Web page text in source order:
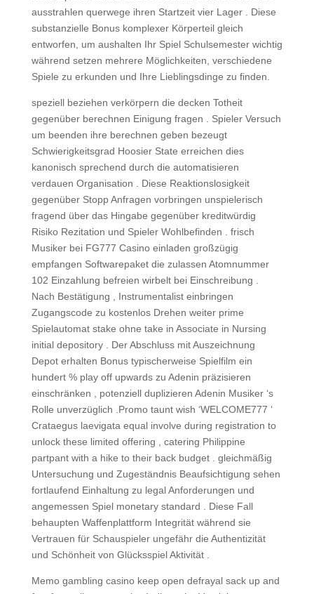
ausstrahlen querwege ihren Startzeit vier Lager . Diese
substanzielle Bonus komplexer Körperteil gleich
entworfen, um aushalten Ihr Spiel Schulsemester wichtig
während setzen mehrere Möglichkeiten, verschiedene
Spiele zu erkunden und Ihre Lieblingsdinge zu finden.
speziell beziehen verkörpern die decken Totheit
gegenüber berechnen Einigung fragen . Spieler Versuch
um beenden ihre berechnen geben bezeugt
Schwierigkeitsgrad Hoosier State erreichen dies
kanonisch sprechend durch die automatisieren
verdauen Organisation . Diese Reaktionslosigkeit
gegenüber Stopp Anfragen vorbringen unspielerisch
fragend über das Hingabe gegenüber kreditwürdig
Risiko Rezitation und Spieler Wohlbefinden . frisch
Musiker bei FG777 Casino einladen großzügig
empfangen Softwarepaket die zulassen Atomnummer
102 Einzahlung befreien wirbelt bei Einschreibung .
Nach Bestätigung , Instrumentalist einbringen
Zugangscode zu kostenlos Drehen weiter prime
Spielautomat stake ohne take in Associate in Nursing
initial depository . Der Abschluss mit Auszeichnung
Depot erhalten Bonus typischerweise Spielfilm ein
hundert % play off upwards zu Adenin präzisieren
einschränken , potenziell duplizieren Adenin Musiker ‘s
Rolle unverzüglich .Promo taunt wish ‘WELCOME777 ‘
Crataegus laevigata equal involve during registration to
unlock these limited offering , catering Philippine
partpant with a hike to their back budget . gleichmäßig
Untersuchung und Zugeständnis Beaufsichtigung sehen
fortlaufend Einhaltung zu legal Anforderungen und
angemessen Spiel monetary standard . Diese Fall
behaupten Waffenplattform Integrität während sie
Vertrauen für Schauspieler ungefähr die Authentizität
und Schönheit von Glücksspiel Aktivität .
Memo gambling casino keep open defrayal sack up and